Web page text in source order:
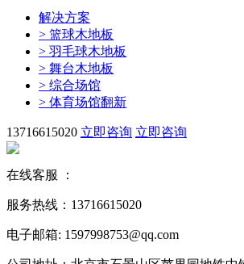
解决方案
> 篮球木地板
> 羽毛球木地板
> 舞台木地板
> 综合场馆
> 体育场馆翻新
13716615020 立即咨询 立即咨询
在线客服 ：
服务热线：13716615020
电子邮箱: 1597998753@qq.com